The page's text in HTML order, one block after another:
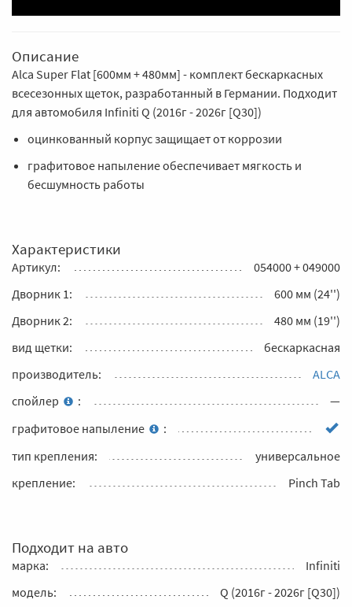
Описание
Alca Super Flat [600мм + 480мм] - комплект бескаркасных
всесезонных щеток, разработанный в Германии. Подходит
для автомобиля Infiniti Q (2016г - 2026г [Q30])
оцинкованный корпус защищает от коррозии
графитовое напыление обеспечивает мягкость и
бесшумность работы
Характеристики
Артикул:
054000 + 049000
Дворник 1:
600 мм (24'')
Дворник 2:
480 мм (19'')
вид щетки:
бескаркасная
производитель:
ALCA
спойлер
:
—
графитовое напыление
:
тип крепления:
универсальное
крепление:
Pinch Tab
Подходит на авто
марка:
Infiniti
модель:
Q (2016г - 2026г [Q30])